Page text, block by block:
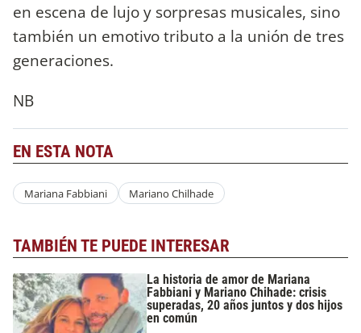
en escena de lujo y sorpresas musicales, sino
también un emotivo tributo a la unión de tres
generaciones.
NB
EN ESTA NOTA
Mariana Fabbiani Mariano Chilhade
TAMBIÉN TE PUEDE INTERESAR
La historia de amor de Mariana
Fabbiani y Mariano Chihade: crisis
superadas, 20 años juntos y dos hijos
en común